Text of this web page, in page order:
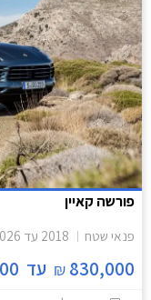
פורשה קאיין
פנאי שטח 2018 עד
830,000
₪ עד